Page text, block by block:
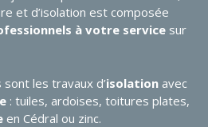
et d’isolation est composée
à votre service sur
les travaux d’isolation avec
: tuiles, ardoises, toitures plates,
en Cédral ou zinc.